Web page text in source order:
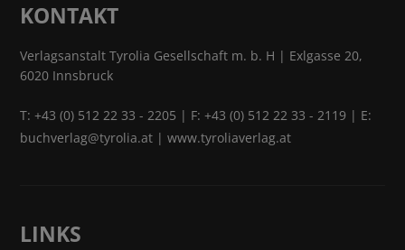
KONTAKT
Verlagsanstalt Tyrolia Gesellschaft m. b. H | Exlgasse 20,
6020 Innsbruck
T:+43 (0) 512 22 33 - 2205 | F: +43 (0) 512 22 33 - 2119 | E:
buchverlag@tyrolia.at |www.tyroliaverlag.at
LINKS